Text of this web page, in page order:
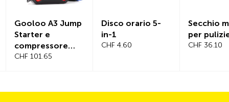
Gooloo A3 Jump
Starter e
compressore
d’aria
CHF 101.65
Disco orario 5-
in-1
CHF 4.60
Secchio
per
CHF 36.10